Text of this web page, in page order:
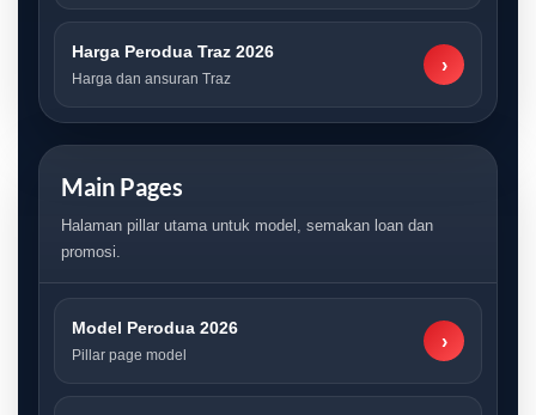
Harga Perodua Traz 2026
Harga dan ansuran Traz
›
Main Pages
Halaman pillar utama untuk model, semakan loan dan
promosi.
Model Perodua 2026
Pillar page model
›